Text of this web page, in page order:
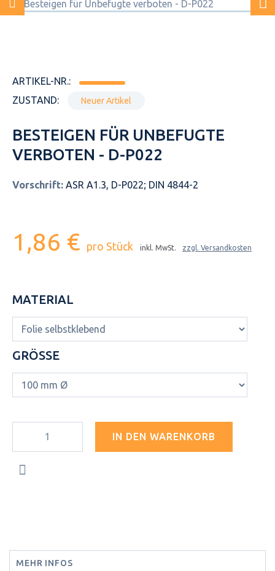
ARTIKEL-NR.:
ZUSTAND:
Neuer Artikel
BESTEIGEN FÜR UNBEFUGTE
VERBOTEN - D-P022
Vorschrift: ASR A1.3, D-P022; DIN 4844-2
1,86 € pro Stück inkl. MwSt. zzgl. Versandkosten
MATERIAL
GRÖSSE
IN DEN WARENKORB
MEHR INFOS